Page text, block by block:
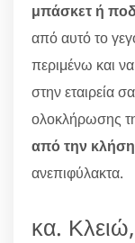
μπάσκετ ή
από αυτό το
περιμένω και να
στην εταιρεία
ολοκλήρωσης
από την κλήση
ανεπιφύλακτα.
κα. Κλειώ,